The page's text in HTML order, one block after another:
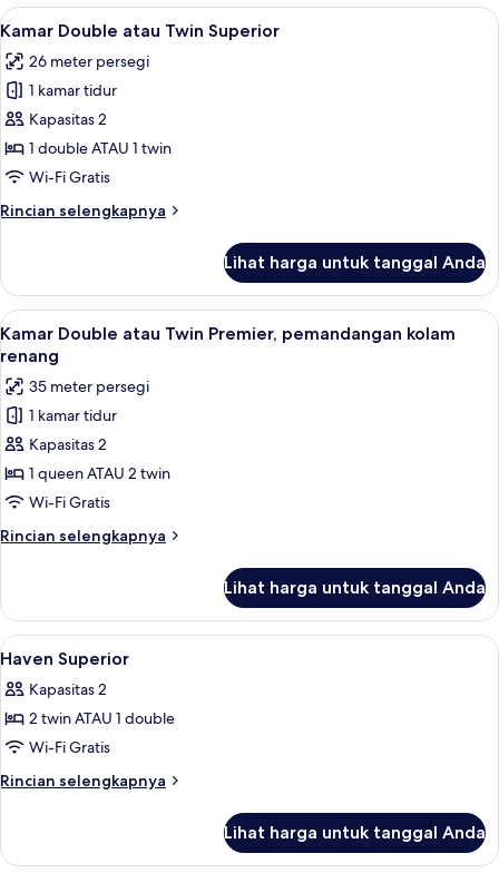
kamar
Lihat
semua
foto
untuk
Kamar
Double
atau
Superior
Kamar Double atau Twin Superior |
6
Kamar Double atau Twin Superior
26 meter persegi
1 kamar tidur
Kapasitas 2
1 double ATAU 1 twin
Wi-Fi Gratis
Rincian selengkapnya
Rincian
Kamar
Double
atau
Twin
Superior
Lihat harga untuk tanggal Anda
Lihat
semua
foto
untuk
Kamar
Double
atau
Twin
Premier,
pemandangan
renang
Kamar Double atau Twin Premier,
8
Kamar Double atau Twin Premier, pemandangan kolam
renang
35 meter persegi
1 kamar tidur
Kapasitas 2
1 queen ATAU 2 twin
Wi-Fi Gratis
Rincian selengkapnya
Rincian
Kamar
Double
atau
Premier,
pemandangan
renang
Lihat harga untuk tanggal Anda
Lihat
semua
foto
untuk
Haven
Superior
Brankas, tempat tidur bayi gratis,
6
Haven Superior
Kapasitas 2
2 twin ATAU 1 double
Wi-Fi Gratis
Rincian selengkapnya
Rincian
Haven
Lihat harga untuk tanggal Anda